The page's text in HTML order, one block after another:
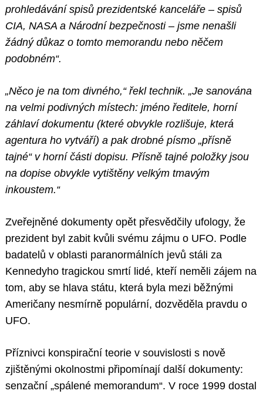
prohledávání spisů prezidentské kanceláře – spisů
CIA, NASA a Národní bezpečnosti – jsme nenašli
žádný důkaz o tomto memorandu nebo něčem
podobném“.
„Něco je na tom divného,“ řekl technik. „Je sanována
na velmi podivných místech: jméno ředitele, horní
záhlaví dokumentu (které obvykle rozlišuje, která
agentura ho vytváří) a pak drobné písmo „přísně
tajné“ v horní části dopisu. Přísně tajné položky jsou
na dopise obvykle vytištěny velkým tmavým
inkoustem.“
Zveřejněné dokumenty opět přesvědčily ufology, že
prezident byl zabit kvůli svému zájmu o UFO. Podle
badatelů v oblasti paranormálních jevů stáli za
Kennedyho tragickou smrtí lidé, kteří neměli zájem na
tom, aby se hlava státu, která byla mezi běžnými
Američany nesmírně populární, dozvěděla pravdu o
UFO.
Příznivci konspirační teorie v souvislosti s nově
zjištěnými okolnostmi připomínají další dokumenty:
senzační „spálené memorandum“. V roce 1999 dostal